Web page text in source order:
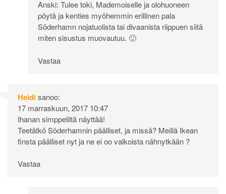
Anski: Tulee toki, Mademoiselle ja olohuoneen
pöytä ja kenties myöhemmin erillinen pala
Söderhamn nojatuolista tai divaanista riippuen siitä
miten sisustus muovautuu. 🙂
Vastaa
Heidisanoo:
17 marraskuun, 2017 10:47
Ihanan simppeliltä näyttää!
Teetätkö Söderhamnin päälliset, ja missä? Meillä Ikean
finsta päälliset nyt ja ne ei oo valkoista nähnytkään ?
Vastaa